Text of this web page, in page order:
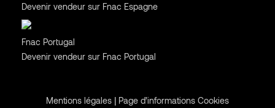
Devenir vendeur sur Fnac Espagne
Fnac Portugal
Devenir vendeur sur Fnac Portugal
Mentions légales | Page d’informations Cookies